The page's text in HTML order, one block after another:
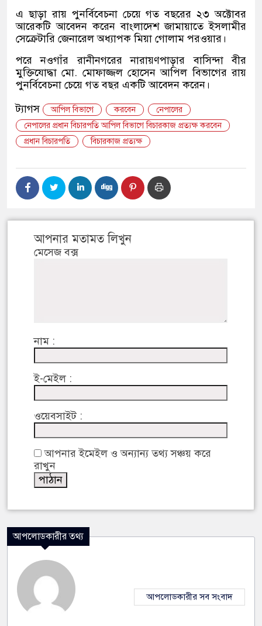
এ ছাড়া রায় পুনর্বিবেচনা চেয়ে গত বছরের ২৩ অক্টোবর
আরেকটি আবেদন করেন বাংলাদেশ জামায়াতে ইসলামীর
সেক্রেটারি জেনারেল অধ্যাপক মিয়া গোলাম পরওয়ার।
পরে নওগাঁর রানীনগরের নারায়ণপাড়ার বাসিন্দা বীর
মুক্তিযোদ্ধা মো. মোফাজ্জল হোসেন আপিল বিভাগের রায়
পুনর্বিবেচনা চেয়ে গত বছর একটি আবেদন করেন।
ট্যাগস
আপিল বিভাগে করবেন
নেপালের
নেপালের প্রধান বিচারপতি আপিল বিভাগে বিচারকাজ প্রত্যক্ষ করবেন
প্রধান বিচারপতি
বিচারকাজ প্রত্যক্ষ
আপনার মতামত লিখুন
মেসেজ বক্স
নাম :
ই-মেইল :
ওয়েবসাইট :
আপনার ইমেইল ও অন্যান্য তথ্য সঞ্চয় করে
রাখুন
আপলোডকারীর তথ্য
আপলোডকারীর সব সংবাদ